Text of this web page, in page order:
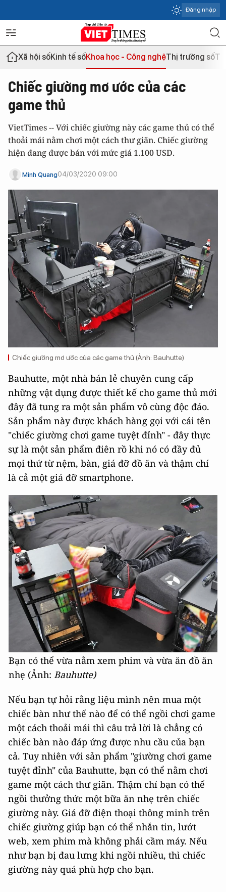
Đăng nhập
Xã hội sốKinh tế sốKhoa học - Công nghệThị trường số
Chiếc giường mơ ước của các
game thủ
VietTimes -- Với chiếc giường này các game thủ có thể
thoải mái nằm chơi một cách thư giãn. Chiếc giường
hiện đang được bán với mức giá 1.100 USD.
Minh Quang04/03/2020 09:00
Chiếc giường mơ ước của các game thủ (Ảnh: Bauhutte)
Bauhutte, một nhà bán lẻ chuyên cung cấp
những vật dụng được thiết kế cho game thủ mới
đây đã tung ra một sản phẩm vô cùng độc đáo.
Sản phẩm này được khách hàng gọi với cái tên
"chiếc giường chơi game tuyệt đỉnh" - đây thực
sự là một sản phẩm điên rồ khi nó có đầy đủ
mọi thứ từ nệm, bàn, giá đỡ đồ ăn và thậm chí
là cả một giá đỡ smartphone.
Bạn có thể vừa nằm xem phim và vừa ăn đồ ăn
nhẹ (Ảnh: Bauhutte)
Nếu bạn tự hỏi rằng liệu mình nên mua một
chiếc bàn như thế nào để có thể ngồi chơi game
một cách thoải mái thì câu trả lời là chẳng có
chiếc bàn nào đáp ứng được nhu cầu của bạn
cả. Tuy nhiên với sản phẩm "giường chơi game
tuyệt đỉnh" của Bauhutte, bạn có thể nằm chơi
game một cách thư giãn. Thậm chí bạn có thể
ngồi thưởng thức một bữa ăn nhẹ trên chiếc
giường này. Giá đỡ điện thoại thông minh trên
chiếc giường giúp bạn có thể nhắn tin, lướt
web, xem phim mà không phải cầm máy. Nếu
như bạn bị đau lưng khi ngồi nhiều, thì chiếc
giường này quá phù hợp cho bạn.